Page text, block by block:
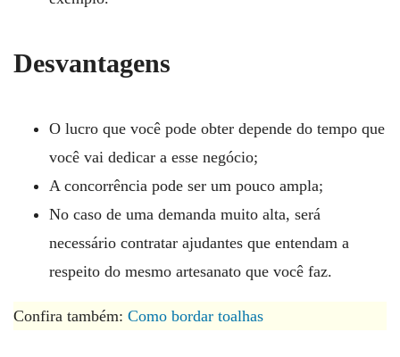
Desvantagens
O lucro que você pode obter depende do tempo que
você vai dedicar a esse negócio;
A concorrência pode ser um pouco ampla;
No caso de uma demanda muito alta, será
necessário contratar ajudantes que entendam a
respeito do mesmo artesanato que você faz.
Confira também: Como bordar toalhas